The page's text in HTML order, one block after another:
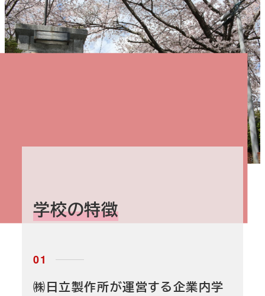
学校の特徴
㈱日立製作所が運営する企業内学